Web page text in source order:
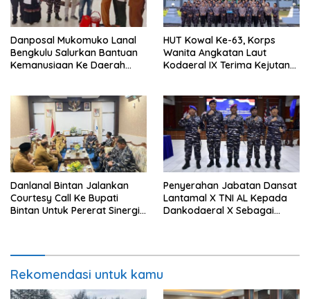
Danposal Mukomuko Lanal
Bengkulu Salurkan Bantuan
Kemanusiaan Ke Daerah
HUT Kowal Ke-63, Korps
Wanita Angkatan Laut
Kodaeral IX Terima Kejutan
Danlanal Bintan Jalankan
Courtesy Call Ke Bupati
Bintan Untuk Pererat Sinergi
Penyerahan Jabatan Dansat
Lantamal X TNI AL Kepada
Dankodaeral X Sebagai
Rekomendasi untuk kamu